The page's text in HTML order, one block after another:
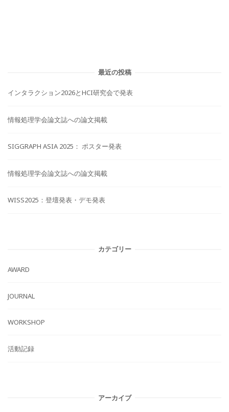
最近の投稿
インタラクション2026とHCI研究会で発表
情報処理学会論文誌への論文掲載
SIGGRAPH ASIA 2025： ポスター発表
情報処理学会論文誌への論文掲載
WISS2025：登壇発表・デモ発表
カテゴリー
AWARD
JOURNAL
WORKSHOP
活動記録
アーカイブ